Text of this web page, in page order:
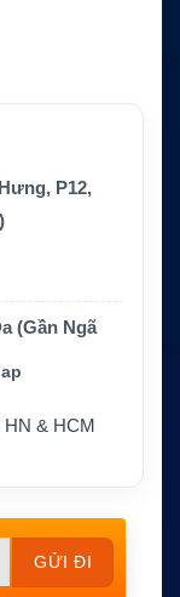
direct calli
P12,
(Gần Ngã
& HCM
Please